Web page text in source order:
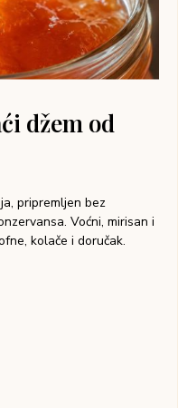
džem od
pripremljen bez
Voćni, mirisan i
kolače i doručak.